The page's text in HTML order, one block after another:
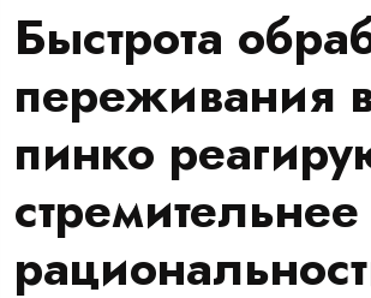
Быстрота
переживания
пинко
стремительнее